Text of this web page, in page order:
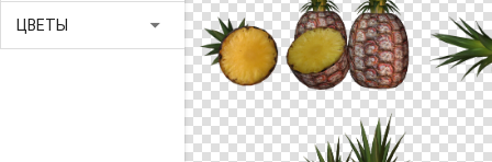
ЦВЕТЫ arrow_drop_down